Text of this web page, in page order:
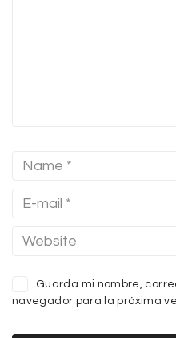
Guarda mi nombre,
navegador para la próxima